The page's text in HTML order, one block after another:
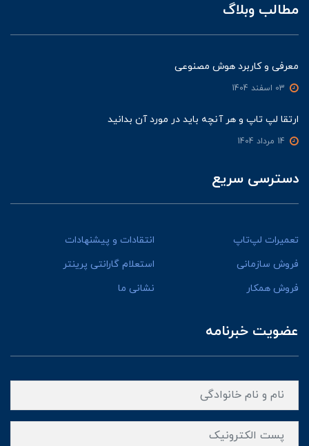
مطالب وبلاگ
معرفی و کاربرد هوش مصنوعی
ارتقا لپ تاپ و هر آنچه باید در مورد آن بدانید
دسترسی سریع
تعمیرات لپ‌تاپ
انتقادات و پیشنهادات
فروش سازمانی
استعلام گارانتی پرینتر
فروش همکار
نشانی ما
عضویت خبرنامه